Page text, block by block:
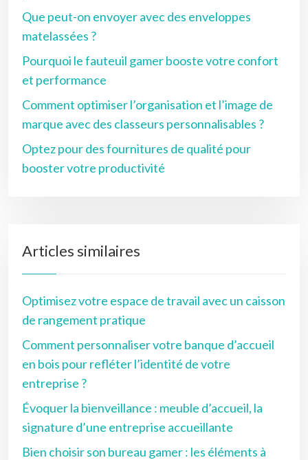
Que peut-on envoyer avec des enveloppes
matelassées ?
Pourquoi le fauteuil gamer booste votre confort
et performance
Comment optimiser l’organisation et l’image de
marque avec des classeurs personnalisables ?
Optez pour des fournitures de qualité pour
booster votre productivité
Articles similaires
Optimisez votre espace de travail avec un caisson
de rangement pratique
Comment personnaliser votre banque d’accueil
en bois pour refléter l’identité de votre
entreprise ?
Évoquer la bienveillance : meuble d’accueil, la
signature d’une entreprise accueillante
Bien choisir son bureau gamer : les éléments à